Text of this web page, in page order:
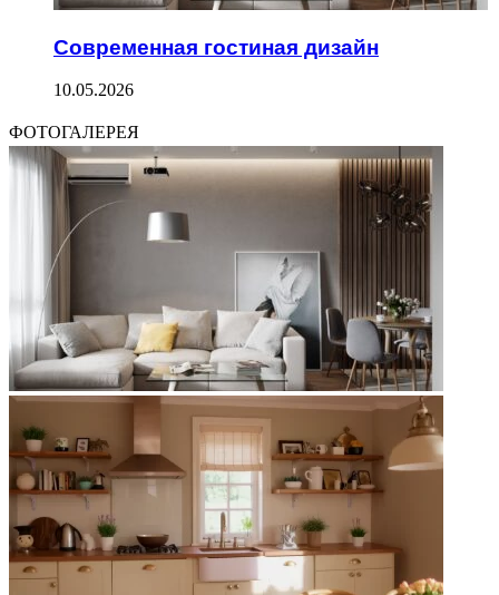
Современная гостиная дизайн
10.05.2026
ФОТОГАЛЕРЕЯ